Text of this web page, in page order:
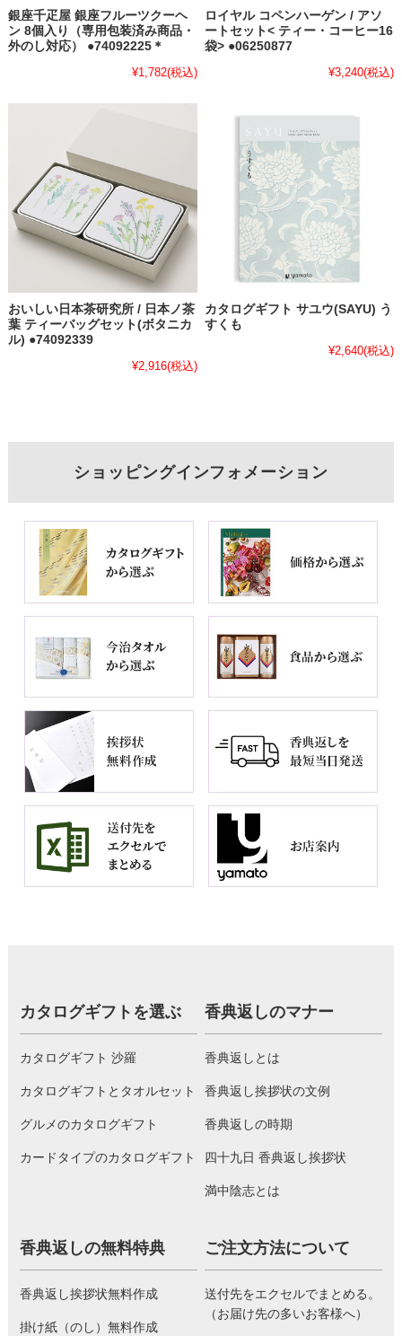
銀座千疋屋 銀座フルーツクーヘ
ン 8個入り（専用包装済み商品・
外のし対応） ●74092225＊
¥1,782(税込)
ロイヤル コペンハーゲン / アソ
ートセット< ティー・コーヒー16
袋> ●06250877
¥3,240(税込)
おいしい日本茶研究所 / 日本ノ茶
葉 ティーバッグセット(ボタニカ
ル) ●74092339
¥2,916(税込)
カタログギフト サユウ(SAYU) う
すくも
¥2,640(税込)
ショッピングインフォメーション
カタログギフトを選ぶ
カタログギフト 沙羅
カタログギフトとタオルセット
グルメのカタログギフト
カードタイプのカタログギフト
香典返しのマナー
香典返しとは
香典返し挨拶状の文例
香典返しの時期
四十九日 香典返し挨拶状
満中陰志とは
香典返しの無料特典
香典返し挨拶状無料作成
掛け紙（のし）無料作成
ご注文方法について
送付先をエクセルでまとめる。
（お届け先の多いお客様へ）